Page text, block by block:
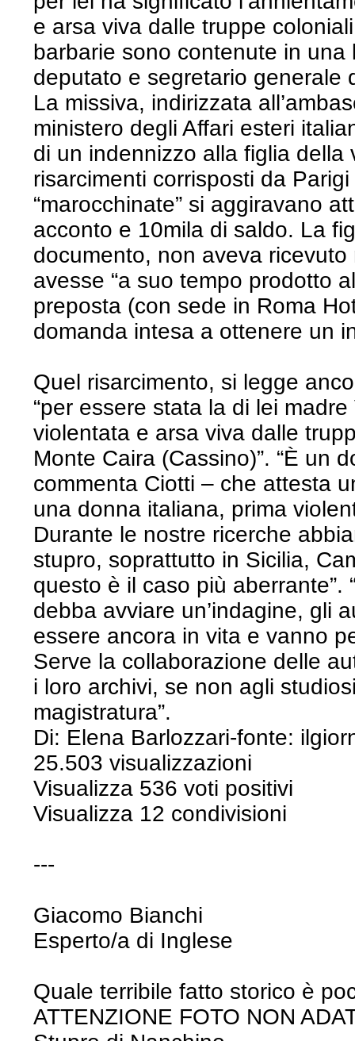
e arsa viva dalle truppe
barbarie sono contenute in
deputato e segretario generale
La missiva, indirizzata
ministero degli Affari esteri
di un indennizzo alla figlia della
risarcimenti corrisposti da
“marocchinate” si aggiravano
acconto e 10mila di saldo. La
documento, non aveva
avesse “a suo tempo prodotto
preposta (con sede in Roma
domanda intesa a ottenere un
Quel risarcimento, si legge
“per essere stata la di lei
violentata e arsa viva dalle
Monte Caira (Cassino)”. “È un
commenta Ciotti – che attesta
una donna italiana, prima
Durante le nostre ricerche
stupro, soprattutto in Sicilia,
questo è il caso più aberrante”.
debba avviare un’indagine, gli
essere ancora in vita e vanno
Serve la collaborazione delle
i loro archivi, se non agli
magistratura”.
Di: Elena Barlozzari-fonte:
25.503 visualizzazioni
Visualizza 536 voti positivi
Visualizza 12 condivisioni
---
Giacomo Bianchi
Esperto/a di Inglese
Quale terribile fatto storico è
ATTENZIONE FOTO NON